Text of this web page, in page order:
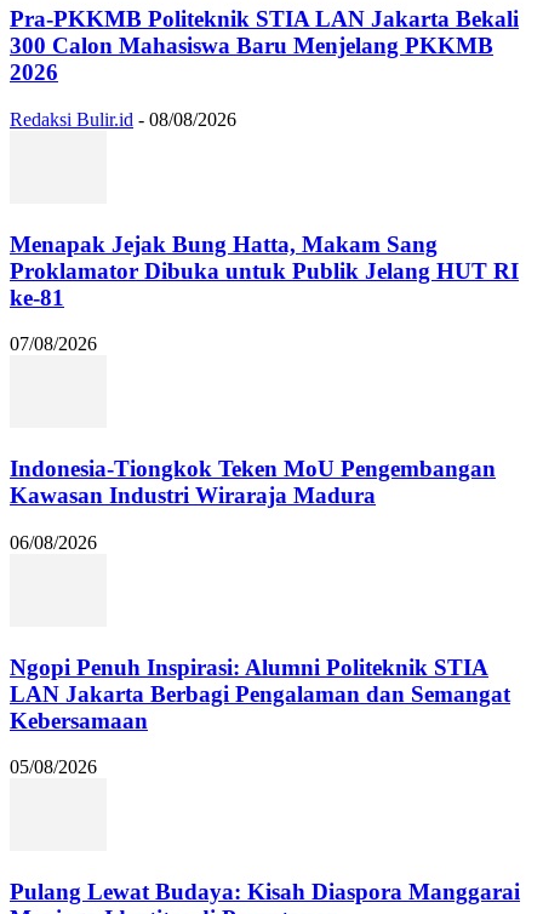
Pra-PKKMB Politeknik STIA LAN Jakarta Bekali
300 Calon Mahasiswa Baru Menjelang PKKMB
2026
Redaksi Bulir.id - 08/08/2026
Menapak Jejak Bung Hatta, Makam Sang
Proklamator Dibuka untuk Publik Jelang HUT RI
ke-81
07/08/2026
Indonesia-Tiongkok Teken MoU Pengembangan
Kawasan Industri Wiraraja Madura
06/08/2026
Ngopi Penuh Inspirasi: Alumni Politeknik STIA
LAN Jakarta Berbagi Pengalaman dan Semangat
Kebersamaan
05/08/2026
Pulang Lewat Budaya: Kisah Diaspora Manggarai